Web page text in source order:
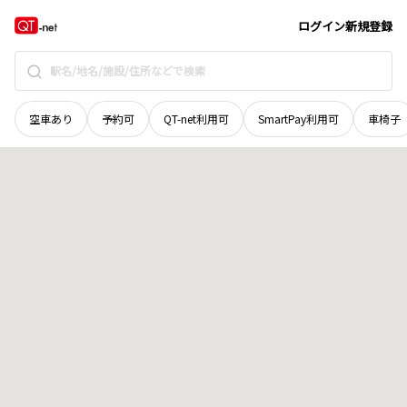
ログイン新規登録
空車あり 予約可 QT-net利用可 SmartPay利用可 車椅子
長野県